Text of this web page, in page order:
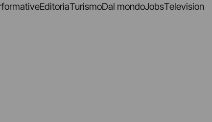
EditoriaTurismoDal mondoJobsTelevision